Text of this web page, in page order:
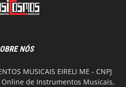
NÓS
MUSICAIS EIRELI ME - CNPJ
Online de Instrumentos Musicais,